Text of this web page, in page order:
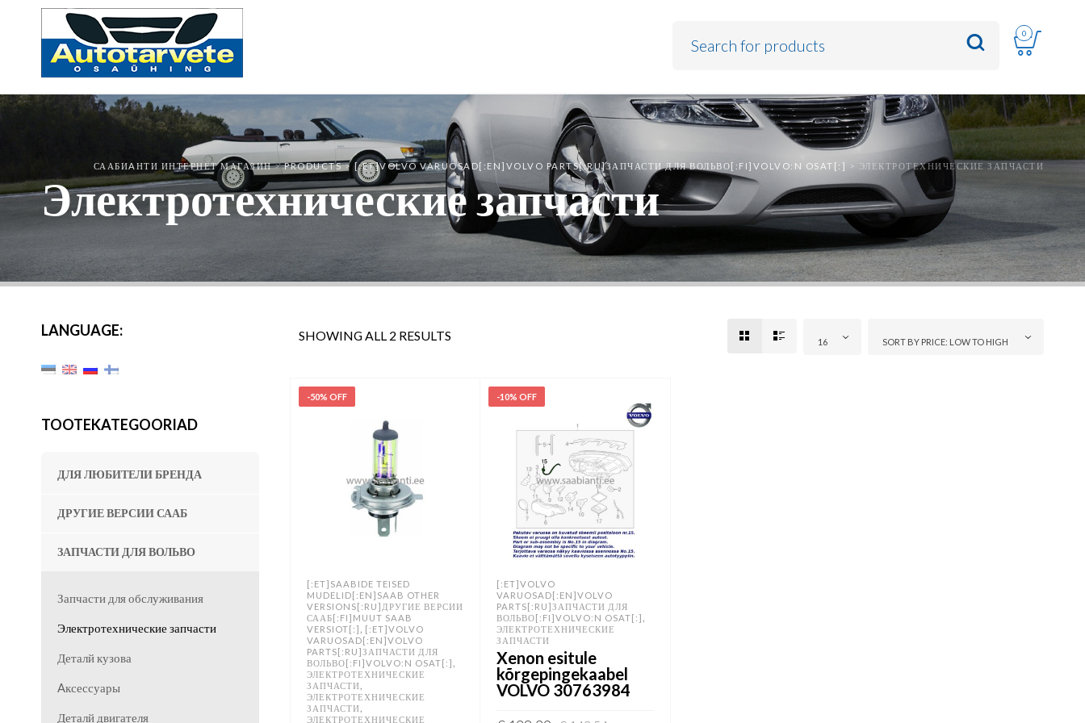
0
СААБИAНТИ ИНТЕРНЕТ МАГАЗИН>PRODUCTS>[:ET]VOLVO VARUOSAD[:EN]VOLVO PARTS[:RU]ЗАПЧАСТИ ДЛЯ ВОЛЬВО[:FI]VOLVO:N OSAT[:] > ЭЛЕКТРОТЕХНИЧЕСКИЕ ЗАПЧАСТИ
Электротехнические запчасти
LANGUAGE:
TOOTEKATEGOORIAD
ДЛЯ ЛЮБИТЕЛИ БРЕНДА
ДРУГИЕ ВЕРСИИ СААБ
ЗАПЧАСТИ ДЛЯ ВОЛЬВО
Запчасти для обслуживания
Электротехнические запчасти
Деталй кузова
Aксессуары
Деталй двигателя
SHOWING ALL 2 RESULTS 16 SORT BY PRICE: LOW TO HIGH
-50% OFF
[:ET]SAABIDE TEISED
MUDELID[:EN]SAAB OTHER
VERSIONS[:RU]ДРУГИЕ ВЕРСИИ
СААБ[:FI]MUUT SAAB
VERSIOT[:]
[:ET]VOLVO
VARUOSAD[:EN]VOLVO
PARTS[:RU]ЗАПЧАСТИ ДЛЯ
ВОЛЬВО[:FI]VOLVO:N OSAT[:]
ЭЛЕКТРОТЕХНИЧЕСКИЕ
ЗАПЧАСТИ
ЭЛЕКТРОТЕХНИЧЕСКИЕ
ЗАПЧАСТИ
ЭЛЕКТРОТЕХНИЧЕСКИЕ
-10% OFF
[:ET]VOLVO
VARUOSAD[:EN]VOLVO
PARTS[:RU]ЗАПЧАСТИ ДЛЯ
ВОЛЬВО[:FI]VOLVO:N OSAT[:]
ЭЛЕКТРОТЕХНИЧЕСКИЕ
ЗАПЧАСТИ
Xenon esitule
kõrgepingekaabel
VOLVO 30763984